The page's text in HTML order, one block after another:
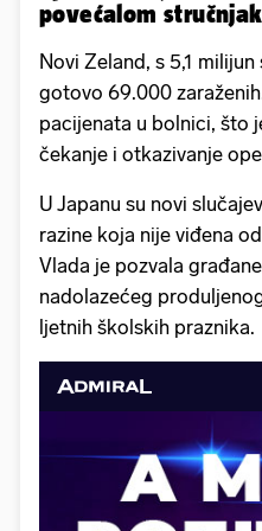
povećalom
Novi Zeland, s 5,1
gotovo 69.000
pacijenata u bolnici, što
čekanje i otkazivanje
U Japanu su novi
razine koja nije viđena
Vlada je pozvala
nadolazećeg
ljetnih školskih praznika.